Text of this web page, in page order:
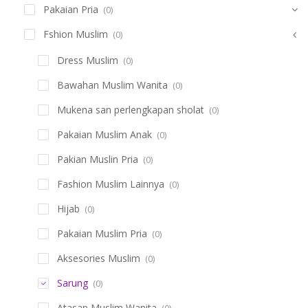
Pakaian Pria (0)
Fshion Muslim (0)
Dress Muslim (0)
Bawahan Muslim Wanita (0)
Mukena san perlengkapan sholat (0)
Pakaian Muslim Anak (0)
Pakian Muslin Pria (0)
Fashion Muslim Lainnya (0)
Hijab (0)
Pakaian Muslim Pria (0)
Aksesories Muslim (0)
Sarung (0)